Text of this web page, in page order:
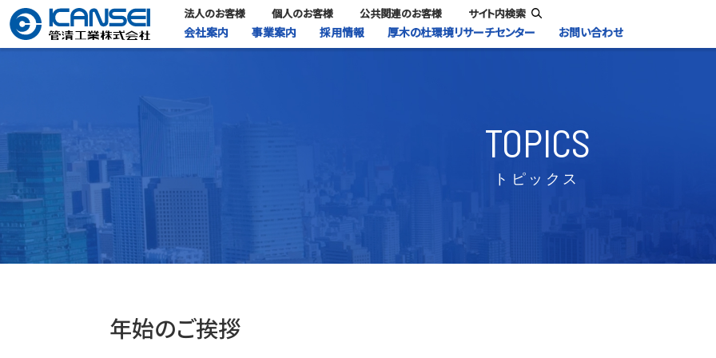
法人のお客様 個人のお客様 公共関連のお客様 サイト内検索
会社案内 事業案内 採用情報 厚木の杜環境リサーチセンター お問い合わせ
TOPICS
トピックス
年始のご挨拶